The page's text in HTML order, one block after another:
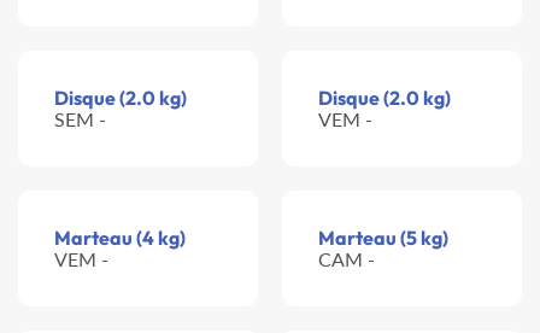
Disque (2.0 kg)
SEM -
Disque (2.0 kg)
VEM -
Marteau (4 kg)
VEM -
Marteau (5 kg)
CAM -